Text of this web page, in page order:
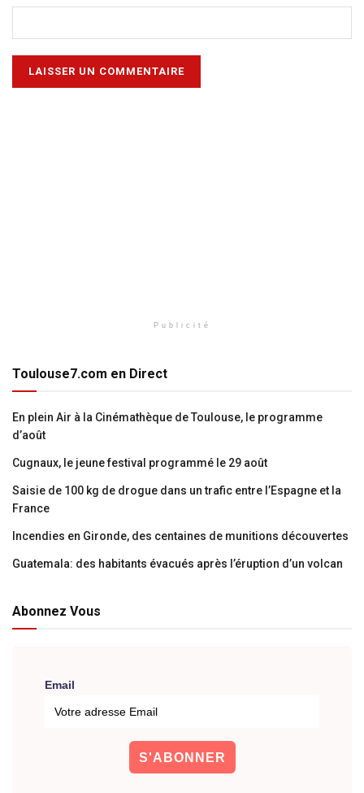
Publicité
Toulouse7.com en Direct
En plein Air à la Cinémathèque de Toulouse, le programme
d’août
Cugnaux, le jeune festival programmé le 29 août
Saisie de 100 kg de drogue dans un trafic entre l’Espagne et la
France
Incendies en Gironde, des centaines de munitions découvertes
Guatemala: des habitants évacués après l’éruption d’un volcan
Abonnez Vous
Email